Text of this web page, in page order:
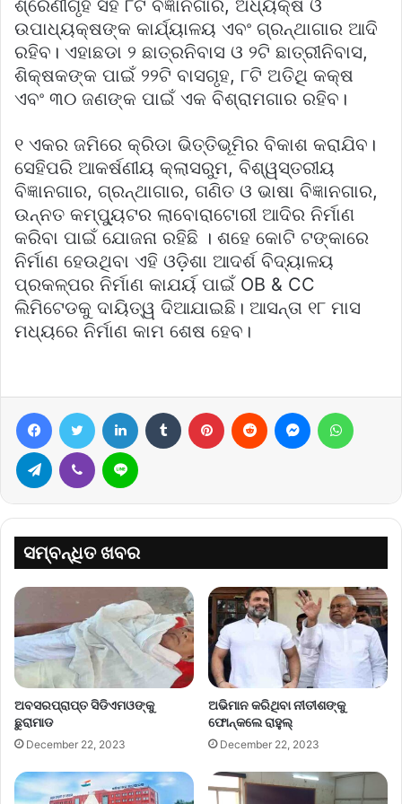
ଶ୍ରେଣୀଗୃହ ସହ ୮ଟି ବିଜ୍ଞାନଗାର, ଅଧ୍ୟକ୍ଷ ଓ
ଉପାଧ୍ୟକ୍ଷଙ୍କ କାର୍ଯ୍ୟାଳୟ ଏବଂ ଗ୍ରନ୍ଥାଗାର ଆଦି
ରହିବ। ଏହାଛଡା ୨ ଛାତ୍ରନିବାସ ଓ ୨ଟି ଛାତ୍ରୀନିବାସ,
ଶିକ୍ଷକଙ୍କ ପାଇଁ ୨୨ଟି ବାସଗୃହ, ୮ଟି ଅତିଥି କକ୍ଷ
ଏବଂ ୩୦ ଜଣଙ୍କ ପାଇଁ ଏକ ବିଶ୍ରାମଗାର ରହିବ।
୧ ଏକର ଜମିରେ କ୍ରିଡା ଭିତ୍ତିଭୂମିର ବିକାଶ କରାଯିବ।
ସେହିପରି ଆକର୍ଷଣୀୟ କ୍ଲାସରୁମ, ବିଶ୍ୱସ୍ତରୀୟ
ବିଜ୍ଞାନଗାର, ଗ୍ରନ୍ଥାଗାର, ଗଣିତ ଓ ଭାଷା ବିଜ୍ଞାନଗାର,
ଉନ୍ନତ କମ୍ପ୍ୟୁଟର ଲାବୋରାଟୋରୀ ଆଦିର ନିର୍ମାଣ
କରିବା ପାଇଁ ଯୋଜନା ରହିଛି । ଶହେ କୋଟି ଟଙ୍କାରେ
ନିର୍ମାଣ ହେଉଥିବା ଏହି ଓଡ଼ିଶା ଆଦର୍ଶ ବିଦ୍ୟାଳୟ
ପ୍ରକଳ୍ପର ନିର୍ମାଣ କାଯର୍ୟ ପାଇଁ OB & CC
ଲିମିଟେଡକୁ ଦାୟିତ୍ୱ ଦିଆଯାଇଛି। ଆସନ୍ତା ୧୮ ମାସ
ମଧ୍ୟରେ ନିର୍ମାଣ କାମ ଶେଷ ହେବ।
FacebookTwitter LinkedIn Tumblr Pinterest Reddit Messenger
Telegram Viber Line
ସମ୍ବନ୍ଧିତ ଖବର
ଅବସରପ୍ରାପ୍ତ ସିଡିଏମଓଙ୍କୁ
ଛୁରାମାଡ
December 22, 2023
ଅଭିମାନ କରିଥିବା ନୀତୀଶଙ୍କୁ
ଫୋନ୍‌କଲେ ରାହୁଲ୍‌
December 22, 2023